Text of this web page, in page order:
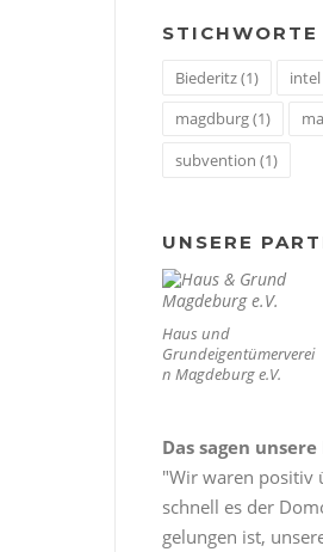
STICHWORTE
Biederitz(1) intel
magdburg(1)
subvention (1)
UNSERE
Haus und
Grundeigentümerverei
n Magdeburg e.V.
Das sagen
"Wir waren positiv
schnell es der
gelungen ist,